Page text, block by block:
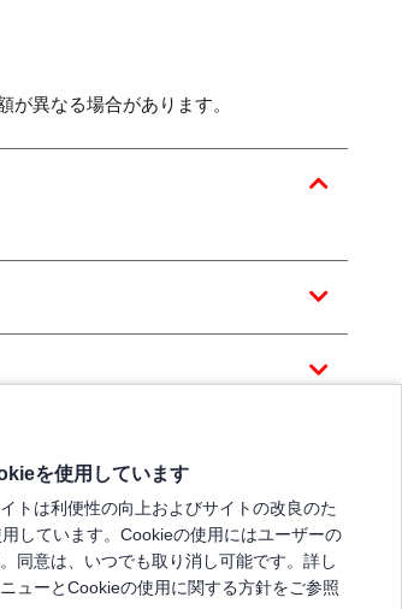
異なる場合があります。
を使用しています
トは利便性の向上およびサイトの改良のた
しています。Cookieの使用にはユーザーの
同意は、いつでも取り消し可能です。詳し
ューとCookieの使用に関する方針をご参照